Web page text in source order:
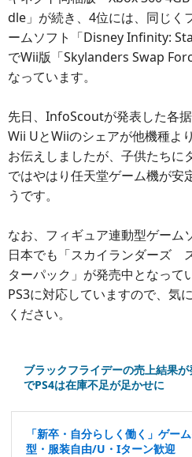
dle」が続き、4位には、同じく
ームソフト「Disney Infinity:
でWii版「Skylanders Swap
なっています。
先日、InfoScoutが発表した各据
Wii UとWiiのシェアが他機種よ
お伝えしましたが、子供たちに
ではやはり任天堂ゲーム機が安
うです。
なお、フィギュア連動型ゲーム
日本でも「スカイランダーズ
ターパック」が発売中となって
PS3に対応していますので、気
ください。
ブラックフライデーの売上結果
でPS4は在庫不足が足かせに
「新卒・自分らしく働く」ゲー
型・服装自由/U・Iターン歓迎